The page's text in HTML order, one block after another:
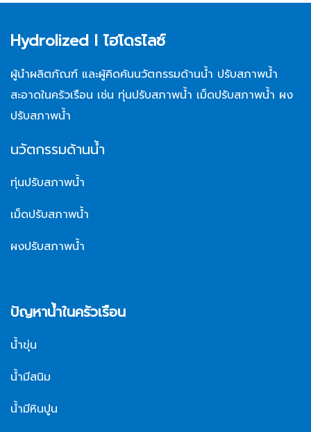
Hydrolized l ไฮโดรไลซ์
ผู้นำผลิตภัณฑ์ และผู้คิดค้นนวัตกรรมด้านน้ำ ปรับสภาพน้ำ
สะอาดในครัวเรือน เช่น ทุ่นปรับสภาพน้ำ เม็ดปรับสภาพน้ำ ผง
ปรับสภาพน้ำ
นวัตกรรมด้านน้ำ
ทุ่นปรับสภาพน้ำ
เม็ดปรับสภาพน้ำ
ผงปรับสภาพน้ำ
ปัญหาน้ำในครัวเรือน
น้ำขุ่น
น้ำมีสนิม
น้ำมีหินปูน